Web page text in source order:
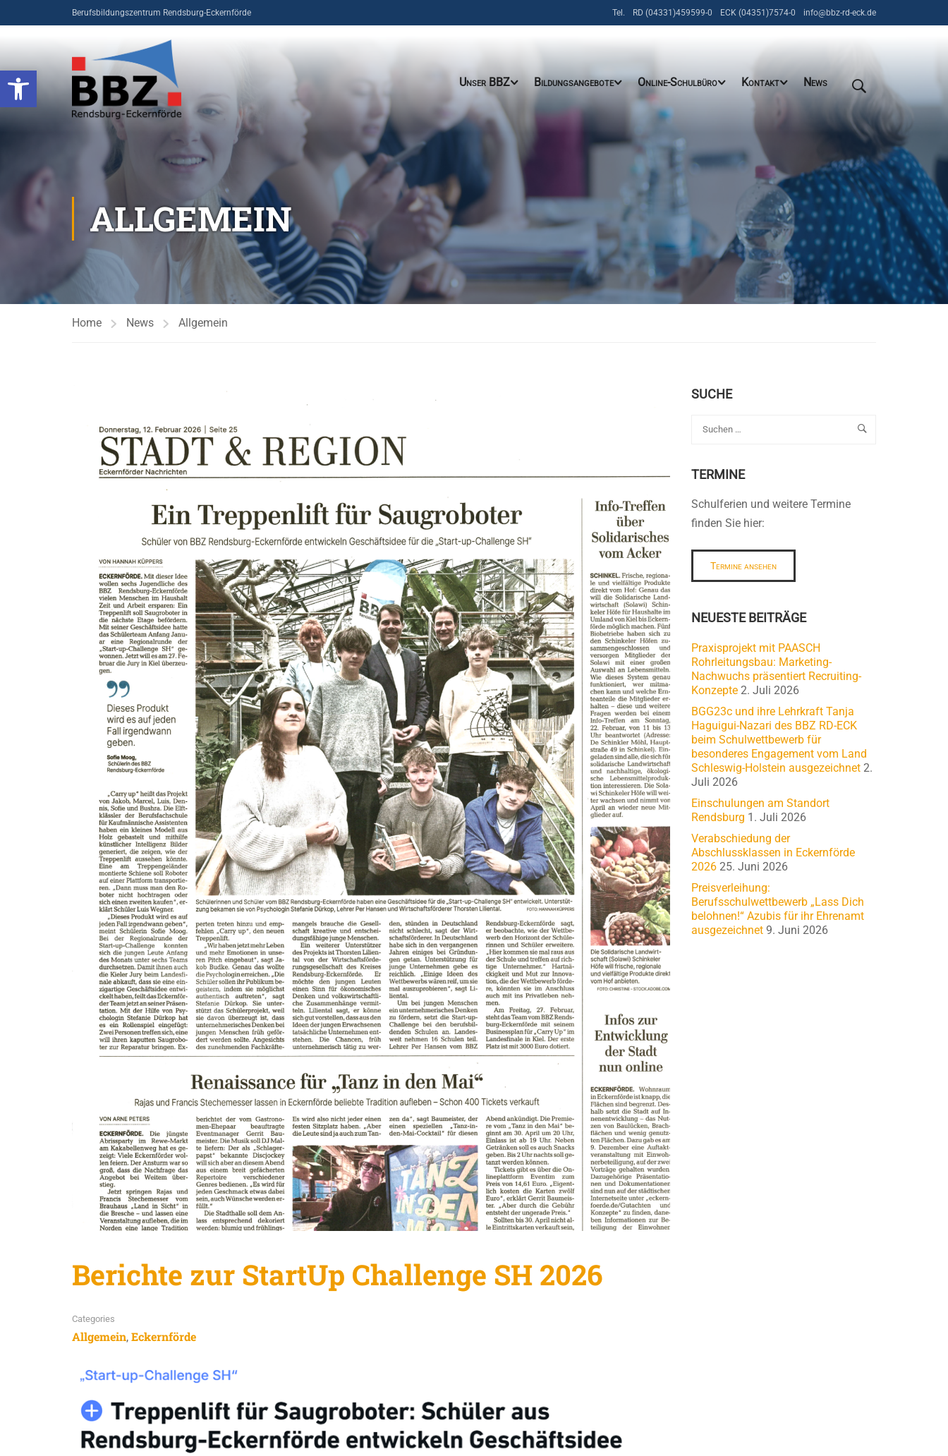
Open toolbar
Tel. RD (04331)459599-0 ECK (04351)7574-0 info@bbz-rd-eck.de
Berufsbildungszentrum Rendsburg-Eckernförde
Unser BBZ Bildungsangebote Online-Schulbüro Kontakt News
ALLGEMEIN
Home News Allgemein
Berichte zur StartUp Challenge SH 2026
Categories
Allgemein, Eckernförde
SUCHE
TERMINE
Schulferien und weitere Termine
finden Sie hier:
Termine ansehen
NEUESTE BEITRÄGE
Praxisprojekt mit PAASCH
Rohrleitungsbau: Marketing-
Nachwuchs präsentiert Recruiting-
Konzepte 2. Juli 2026
BGG23c und ihre Lehrkraft Tanja
Haguigui-Nazari des BBZ RD-ECK
beim Schulwettbewerb für
besonderes Engagement vom Land
Schleswig-Holstein ausgezeichnet 2.
Juli 2026
Einschulungen am Standort
Rendsburg 1. Juli 2026
Verabschiedung der
Abschlussklassen in Eckernförde
2026 25. Juni 2026
Preisverleihung:
Berufsschulwettbewerb „Lass Dich
belohnen!“ Azubis für ihr Ehrenamt
ausgezeichnet 9. Juni 2026